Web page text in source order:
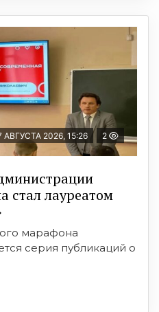
АВГУСТА 2026, 15:26 2
стал лауреатом
марафона
серия публикаций о